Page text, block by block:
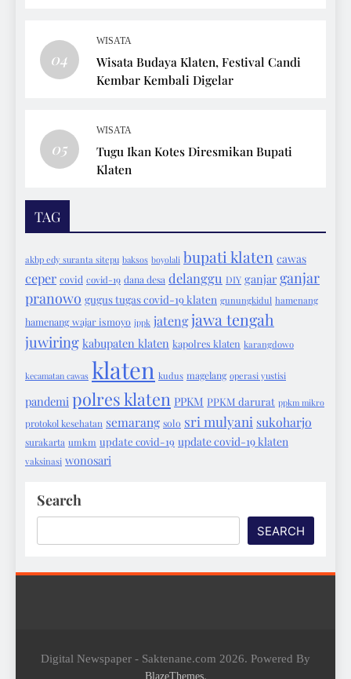
04
WISATA
Wisata Budaya Klaten, Festival Candi
Kembar Kembali Digelar
05
WISATA
Tugu Ikan Kotes Diresmikan Bupati
Klaten
TAG
akbp edy suranta sitepu baksos boyolali bupati klaten cawas
ceper covid covid-19 dana desa delanggu DIY ganjar ganjar
pranowo gugus tugas covid-19 klaten gunungkidul hamenang
hamenang wajar ismoyo ippk jatengjawa tengah
juwiring kabupaten klaten kapolres klaten karangdowo
kecamatan cawas klaten kudus magelang operasi yustisi
pandemi polres klaten PPKM PPKM darurat ppkm mikro
protokol kesehatan semarang solo sri mulyani sukoharjo
surakarta umkm update covid-19 update covid-19 klaten
vaksinasi wonosari
Search
SEARCH
Digital Newspaper - Saktenane.com 2026. Powered By
BlazeThemes.